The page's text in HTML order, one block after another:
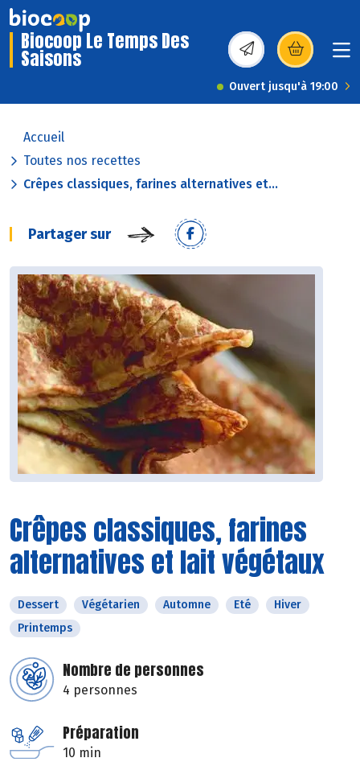
Biocoop Le Temps Des
Saisons (s’ouvre dans une
Ouvert jusqu'à 19:00
Accueil
Toutes nos recettes
Crêpes classiques, farines alternatives et...
Partager sur
Crêpes classiques, farines
alternatives et lait végétaux
Dessert Végétarien Automne Eté
Hiver
Printemps
Nombre de personnes
4 personnes
Préparation
10 min